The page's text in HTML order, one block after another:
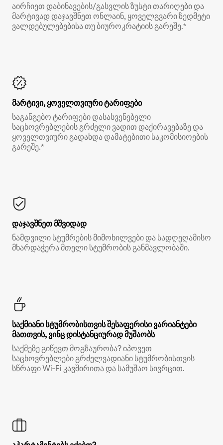
აირჩიეთ დაბინავების/გასვლის ზუსტი თარიღები და
მარტივად დაჯავშნეთ ონლაინ, ყოველგვარი ზედმეტი
ვალდებულებებისა თუ ბიუროკრატიის გარეშე.*
მარტივი, ყოველთვიური ტარიფები
საგანგებო ტარიფები დასასვენებელი
საცხოვრებლების გრძელი ვადით დაქირავებაზე და
ყოველთვიური გადახდა დამატებითი საკომისიოების
გარეშე.*
დაჯავშნეთ მშვიდად
ნამდვილი სტუმრების მიმოხილვები და სადღეღამისო
მხარდაჭერა მთელი სტუმრობის განმავლობაში.
საქმიანი სტუმრობისთვის შესაფერისი ვარიანტები
მათთვის, ვინც დისტანციურად მუშაობს
საქმეზე გიწევთ მოგზაურობა? იპოვეთ
საცხოვრებლები გრძელვადიანი სტუმრობისთვის
სწრაფი Wi‑Fi კავშირითა და სამუშაო სივრცით.